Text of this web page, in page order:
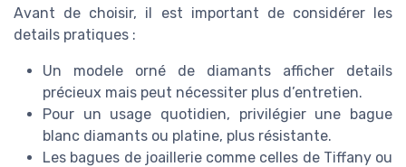
Avant de choisir, il est important de considérer les
details pratiques :
Un modele orné de diamants afficher details
précieux mais peut nécessiter plus d’entretien.
Pour un usage quotidien, privilégier une bague
blanc diamants ou platine, plus résistante.
Les bagues de joaillerie comme celles de Tiffany ou